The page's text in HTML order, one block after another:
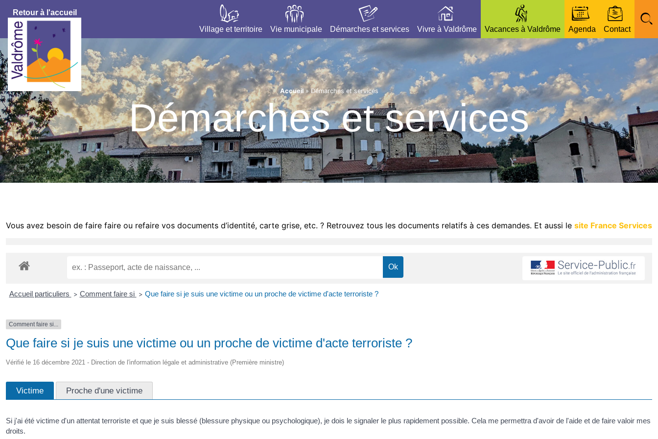
Retour à l'accueil
Village et territoire
Vie municipale Démarches et services Vivre à Valdrôme Vacances à Valdrôme Agenda Contact
Accueil»Démarches et services
Démarches et services
Vous avez besoin de faire faire ou refaire vos documents d’identité, carte grise, etc. ? Retrouvez tous les documents relatifs à ces demandes. Et aussi le site France Services
Accueil particuliers > Comment faire si > Que faire si je suis une victime ou un proche de victime d'acte terroriste ?
Comment faire si...
Que faire si je suis une victime ou un proche de victime d'acte terroriste ?
Vérifié le 16 décembre 2021 - Direction de l'information légale et administrative (Première ministre)
Victime Proche d'une victime
Si j'ai été victime d'un attentat terroriste et que je suis blessé (blessure physique ou psychologique), je dois le signaler le plus rapidement possible. Cela me permettra d'avoir de l'aide et de faire valoir mes
droits.